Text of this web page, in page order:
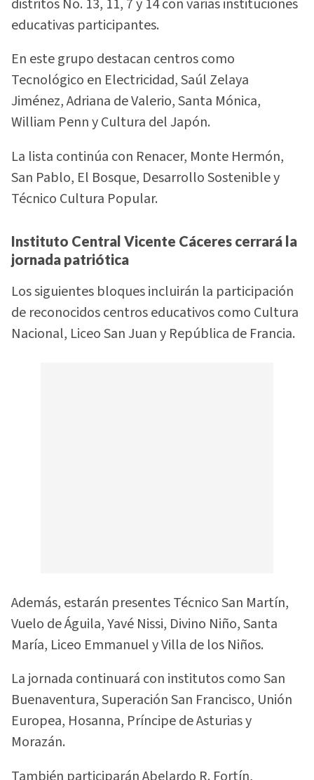
distritos No. 13, 11, 7 y 14 con varias instituciones
educativas participantes.
En este grupo destacan centros como
Tecnológico en Electricidad, Saúl Zelaya
Jiménez, Adriana de Valerio, Santa Mónica,
William Penn y Cultura del Japón.
La lista continúa con Renacer, Monte Hermón,
San Pablo, El Bosque, Desarrollo Sostenible y
Técnico Cultura Popular.
Instituto Central Vicente Cáceres cerrará la
jornada patriótica
Los siguientes bloques incluirán la participación
de reconocidos centros educativos como Cultura
Nacional, Liceo San Juan y República de Francia.
Además, estarán presentes Técnico San Martín,
Vuelo de Águila, Yavé Nissi, Divino Niño, Santa
María, Liceo Emmanuel y Villa de los Niños.
La jornada continuará con institutos como San
Buenaventura, Superación San Francisco, Unión
Europea, Hosanna, Príncipe de Asturias y
Morazán.